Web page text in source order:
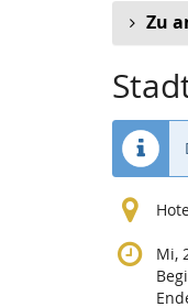
Zu
Mi,